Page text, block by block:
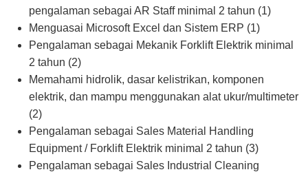
pengalaman sebagai AR Staff minimal 2 tahun (1)
Menguasai Microsoft Excel dan Sistem ERP (1)
Pengalaman sebagai Mekanik Forklift Elektrik minimal
2 tahun (2)
Memahami hidrolik, dasar kelistrikan, komponen
elektrik, dan mampu menggunakan alat ukur/multimeter
(2)
Pengalaman sebagai Sales Material Handling
Equipment / Forklift Elektrik minimal 2 tahun (3)
Pengalaman sebagai Sales Industrial Cleaning